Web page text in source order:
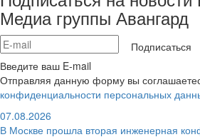
Медиа группы Авангард
Подписаться
Введите ваш E-mail
Отправляя данную форму вы
конфиденциальности персональных
07.08.2026
В Москве прошла вторая инженерная